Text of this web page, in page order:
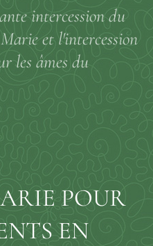
intercession du
et l'intercession
les âmes du
POUR
EN